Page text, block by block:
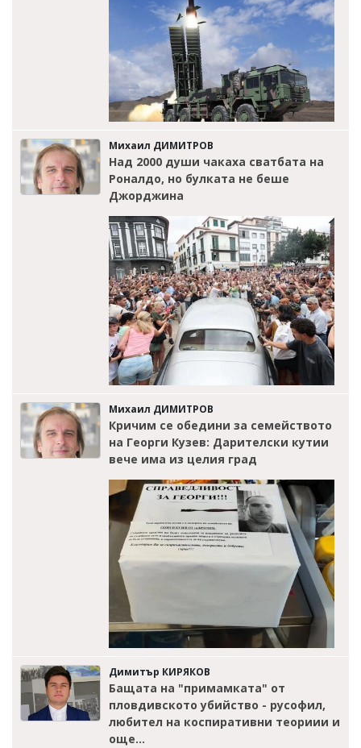
Михаил ДИМИТРОВ
Над 2000 души чакаха сватбата на
Роналдо, но булката не беше
Джорджина
Михаил ДИМИТРОВ
Кричим се обедини за семейството
на Георги Кузев: Дарителски кутии
вече има из целия град
Димитър КИРЯКОВ
Бащата на "примамката" от
пловдивското убийство - русофил,
любител на коспиративни теориии и
още...